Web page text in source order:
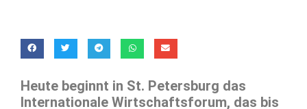
Heute beginnt in St. Petersburg das
Internationale Wirtschaftsforum, das bis